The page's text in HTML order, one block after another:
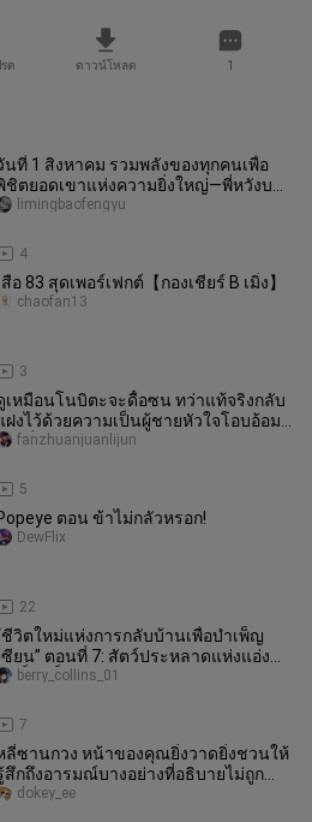
ด ดาวน์โหลด 1
นที่ 1 สิงหาคม รวมพลังของทุกคนเพื่อ
ชิตยอดเขาแห่งความยิ่งใหญ่—พี่หวังบน
กรยาน:
4
limingbaofengyu
สือ 83 สุดเพอร์เฟกต์【กองเชียร์ B เมิ่ง】
3
chaofan13
เหมือนโนบิตะจะดื้อซน ทว่าแท้จริงกลับ
ฝงไว้ด้วยความเป็นผู้ชายหัวใจโอบอ้อม
ารีที่ผู้ใหญ่ขาดหายไป
5
fanzhuanjuanlijun
ตอน ข้าไม่กลัวหรอก!
22
DewFlix
ชีวิตใหม่แห่งการกลับบ้านเพื่อบำเพ็ญ
ซียน” ตอนที่ 7: สัตว์ประหลาดแห่งแอ่งน้ำ
กดิ์สิทธิ์ก่อความวุ่นว
7
berry_collins_01
ลี่ซานกวง หน้าของคุณยิ่งวาดยิ่งชวนให้
สึกถึงอารมณ์บางอย่างที่อธิบายไม่ถูก…
dokey_ee